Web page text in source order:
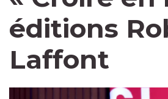
éditions
Laffont